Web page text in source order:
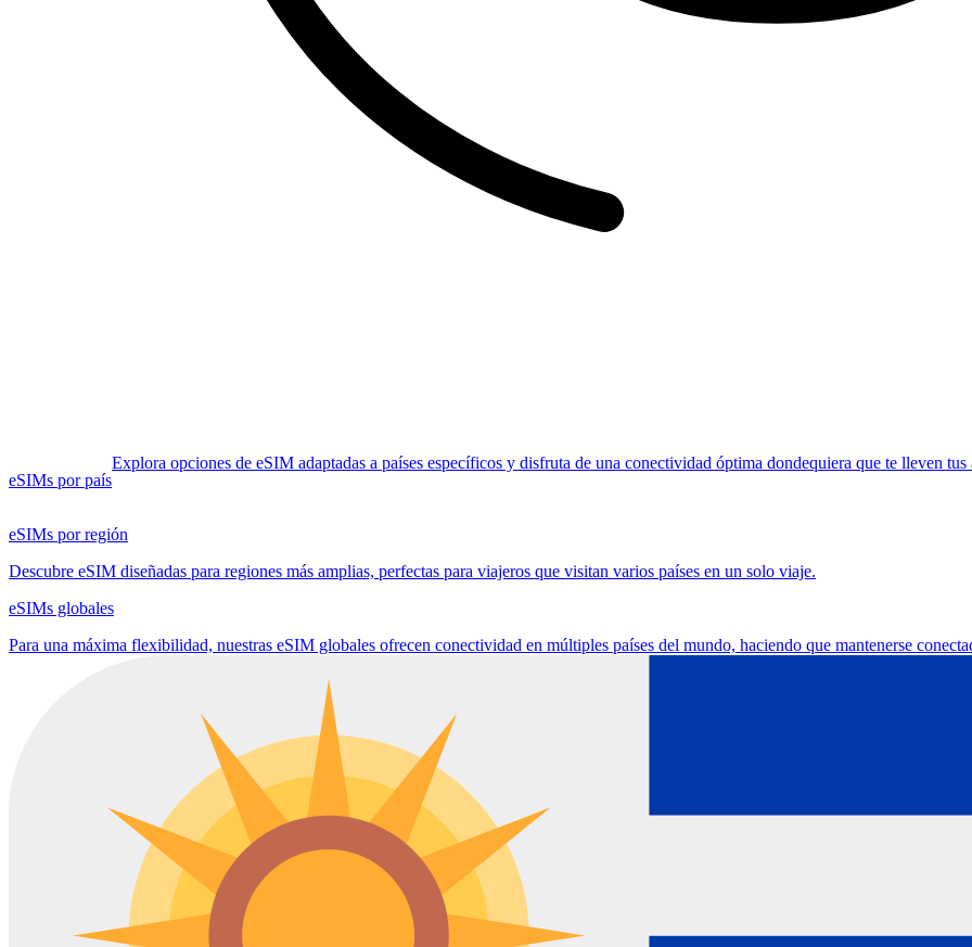
eSIMs por país
Explora opciones de eSIM adaptadas a países específicos y disfruta de una conectividad óptima dondequiera que te lleven tus
eSIMs por región
Descubre eSIM diseñadas para regiones más amplias, perfectas para viajeros que visitan varios países en un solo viaje.
eSIMs globales
Para una máxima flexibilidad, nuestras eSIM globales ofrecen conectividad en múltiples países del mundo, haciendo que mantenerse